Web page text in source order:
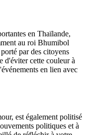
en Thaïlande,
au roi Bhumibol
par des citoyens
d'éviter cette couleur à
en lien avec
est également politisé
politiques et à